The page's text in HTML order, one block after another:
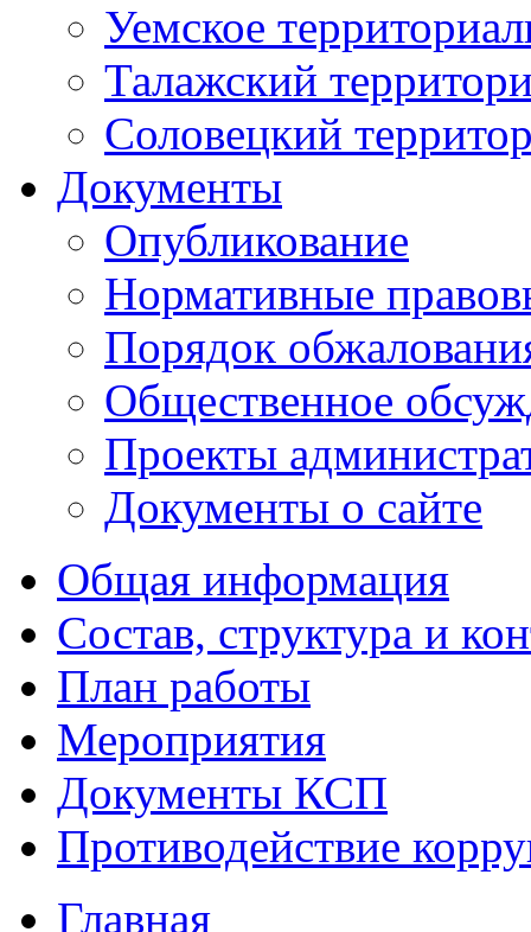
Уемское
Талажский
Соловецкий
Документы
Опубликование
Нормативные
Порядок
Общественное
Проекты
Документы о сайте
Общая информация
Состав, структура и
План работы
Мероприятия
Документы КСП
Противодействие
Главная